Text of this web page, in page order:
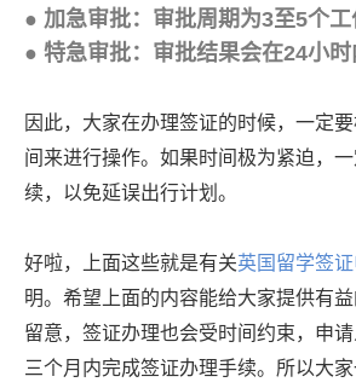
● 加急审批：审批周期为3至5个工
● 特急审批：审批结果会在24小时
因此，大家在办理签证的时候，一定
间来进行操作。如果时间极为紧迫，
续，以免延误出行计划。
好啦，上面这些就是有关英国留学签
明。希望上面的内容能给大家提供有
留意，签证办理也会受时间约束，申
三个月内完成签证办理手续。所以大